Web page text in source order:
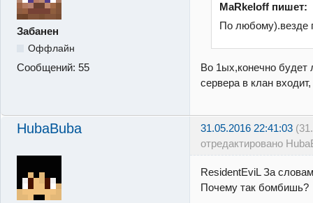
Забанен
Оффлайн
Сообщений: 55
MaRkeloff пишет:
По любому).везде
Во 1ых,конечно
сервера в клан
HubaBuba 31.05.2016 22:41:03
отредактировано
ResidentEviL За
Почему так бомбишь?